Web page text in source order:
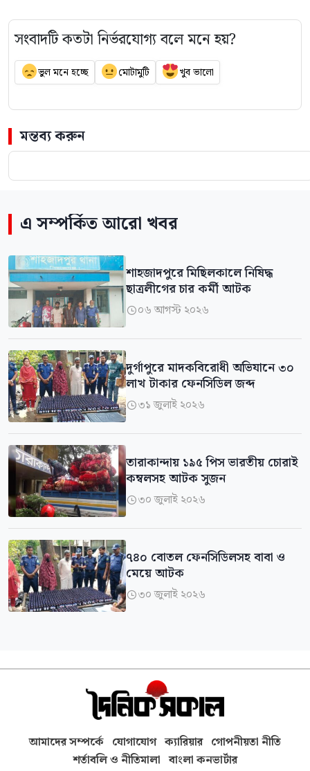
সংবাদটি কতটা নির্ভরযোগ্য বলে মনে হয়?
ভুল মনে হচ্ছে মোটামুটি খুব ভালো
মন্তব্য করুন
এ সম্পর্কিত আরো খবর
শাহজাদপুরে মিছিলকালে নিষিদ্ধ
ছাত্রলীগের চার কর্মী আটক
০৬ আগস্ট ২০২৬
দুর্গাপুরে মাদকবিরোধী অভিযানে ৩০
লাখ টাকার ফেনসিডিল জব্দ
৩১ জুলাই ২০২৬
‎তারাকান্দায় ১৯৫ পিস ভারতীয় চোরাই
কম্বলসহ আটক সুজন
৩০ জুলাই ২০২৬
৭৪০ বোতল ফেনসিডিলসহ বাবা ও
মেয়ে আটক
৩০ জুলাই ২০২৬
আমাদের সম্পর্কে যোগাযোগ ক্যারিয়ার গোপনীয়তা নীতি
শর্তাবলি ও নীতিমালা বাংলা কনভার্টার